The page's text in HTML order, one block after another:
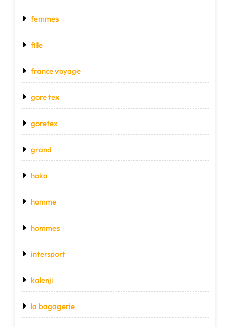
femmes
fille
france voyage
gore tex
goretex
grand
hoka
homme
hommes
intersport
kalenji
la bagagerie